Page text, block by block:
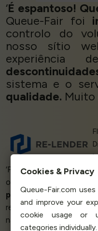
‘É espantoso!
Queue-Fair foi
controlo do
nosso sítio
experiência
sistema e o
qualidade. Muito
‘Para além do sistema
o que faz o Queue-Fair
pessoaspor detrás
responder a todas as
na minha
Cookies & Privacy
Queue-Fair.com
and improve your
cookie usage or
categories individually.